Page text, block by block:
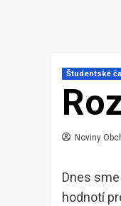
Študentské
Noviny
Dnes
hodnotí